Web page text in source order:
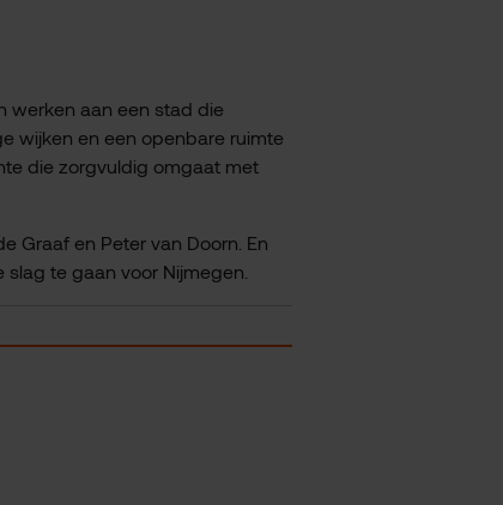
werken aan een stad die
wijken en een openbare ruimte
die zorgvuldig omgaat met
Graaf en Peter van Doorn. En
te gaan voor Nijmegen.